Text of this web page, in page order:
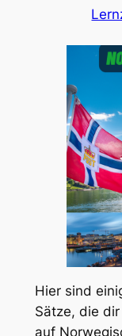
Hier sind
Sätze, die
auf